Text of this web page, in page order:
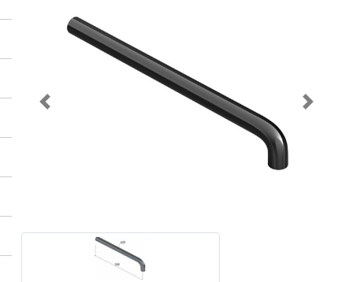
Previous Next